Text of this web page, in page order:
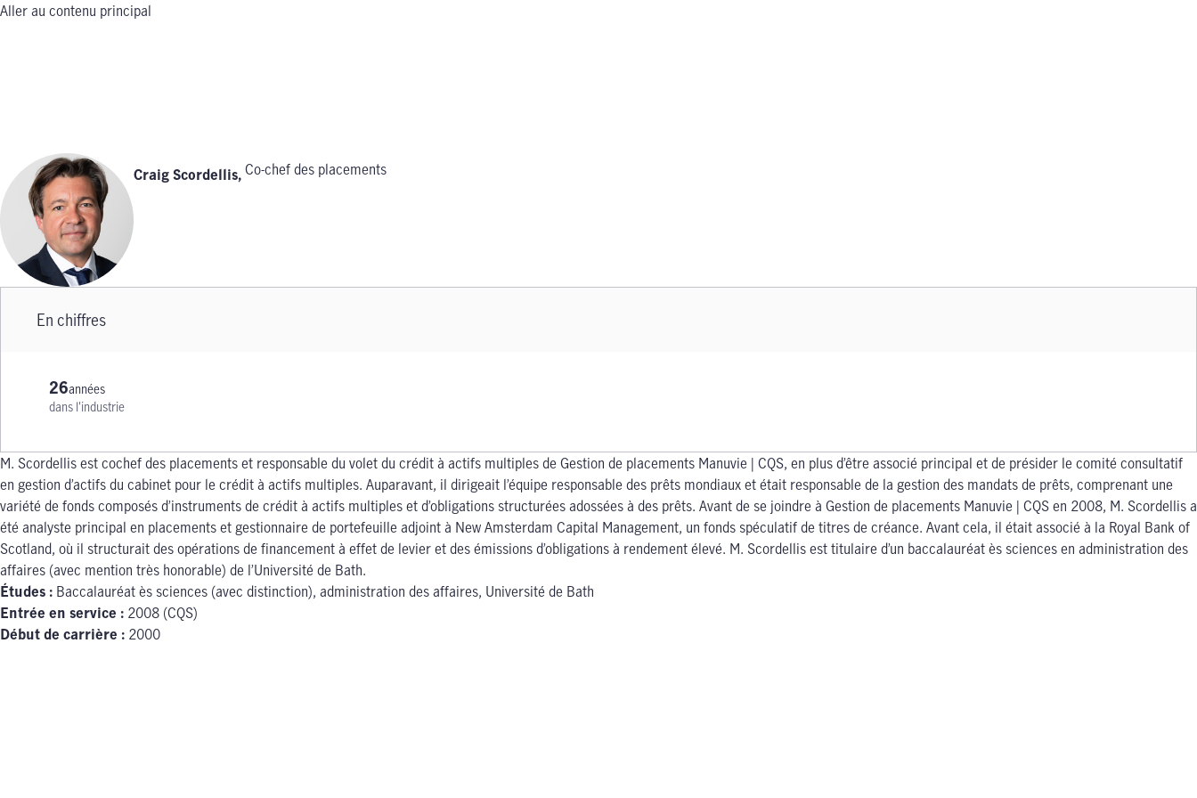
Aller au contenu principal
Craig Scordellis,Co-chef des placements
En chiffres
26années
dans l'industrie
M. Scordellis est cochef des placements et responsable du volet du crédit à actifs multiples de Gestion de placements Manuvie | CQS, en plus d’être associé principal et de présider le comité consultatif
en gestion d’actifs du cabinet pour le crédit à actifs multiples. Auparavant, il dirigeait l’équipe responsable des prêts mondiaux et était responsable de la gestion des mandats de prêts, comprenant une
variété de fonds composés d’instruments de crédit à actifs multiples et d’obligations structurées adossées à des prêts. Avant de se joindre à Gestion de placements Manuvie | CQS en 2008, M. Scordellis a
été analyste principal en placements et gestionnaire de portefeuille adjoint à New Amsterdam Capital Management, un fonds spéculatif de titres de créance. Avant cela, il était associé à la Royal Bank of
Scotland, où il structurait des opérations de financement à effet de levier et des émissions d’obligations à rendement élevé. M. Scordellis est titulaire d’un baccalauréat ès sciences en administration des
affaires (avec mention très honorable) de l’Université de Bath.
Études : Baccalauréat ès sciences (avec distinction), administration des affaires, Université de Bath
Entrée en service : 2008 (CQS)
Début de carrière : 2000